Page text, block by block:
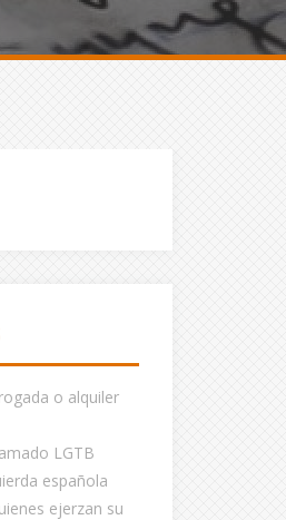
o alquiler
LGTB
española
ejerzan su